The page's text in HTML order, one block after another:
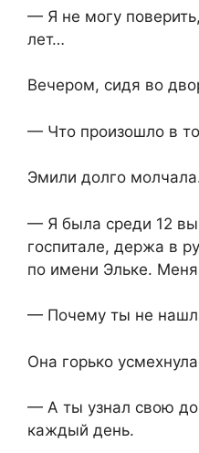
— Я не могу
лет…
Вечером, сидя во
— Что произошло в
Эмили долго
— Я была среди 12
госпитале, держа в
по имени Эльке.
— Почему ты не
Она горько
— А ты узнал свою
каждый день.